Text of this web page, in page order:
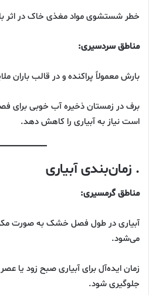
خطر شستشوی مواد مغذی خاک در اثر
مناطق سردسیری:
بارش معمولاً پراکنده و در قالب باران
برف در زمستان ذخیره آب خوبی برای
است نیاز به آبیاری را کاهش دهد.
. زمان‌بندی آبیاری
مناطق گرمسیری:
آبیاری در طول فصل خشک به صورت
می‌شود.
زمان ایده‌آل برای آبیاری صبح زود یا
جلوگیری شود.